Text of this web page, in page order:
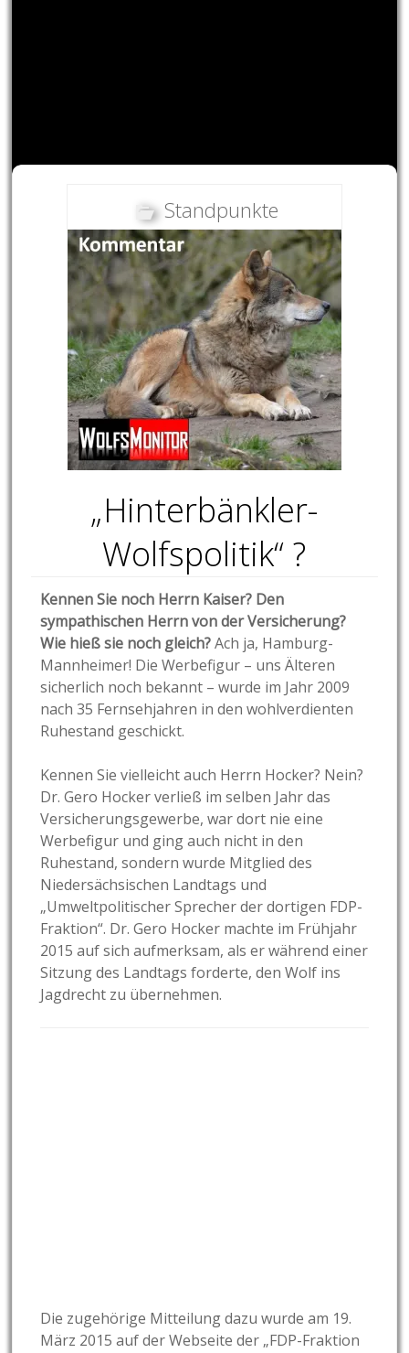
Standpunkte
„Hinterbänkler-
Wolfspolitik“ ?
Kennen Sie noch Herrn Kaiser? Den
sympathischen Herrn von der Versicherung?
Wie hieß sie noch gleich?Ach ja, Hamburg-
Mannheimer! Die Werbefigur – uns Älteren
sicherlich noch bekannt – wurde im Jahr 2009
nach 35 Fernsehjahren in den wohlverdienten
Ruhestand geschickt.
Kennen Sie vielleicht auch Herrn Hocker? Nein?
Dr. Gero Hocker verließ im selben Jahr das
Versicherungsgewerbe, war dort nie eine
Werbefigur und ging auch nicht in den
Ruhestand, sondern wurde Mitglied des
Niedersächsischen Landtags und
„Umweltpolitischer Sprecher der dortigen FDP-
Fraktion“. Dr. Gero Hocker machte im Frühjahr
2015 auf sich aufmerksam, als er während einer
Sitzung des Landtags forderte, den Wolf ins
Jagdrecht zu übernehmen.
Die zugehörige Mitteilung dazu wurde am 19.
März 2015 auf der Webseite der „FDP-Fraktion